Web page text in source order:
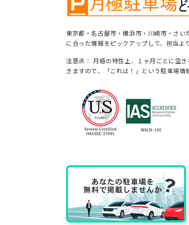
東京都・名古屋市・横浜市・川崎市・さ
に合った情報をピックアップして、担当よ
注意点： 月極の特性上、１ヶ月ごとに空
きますので、「これは！」という駐車場情